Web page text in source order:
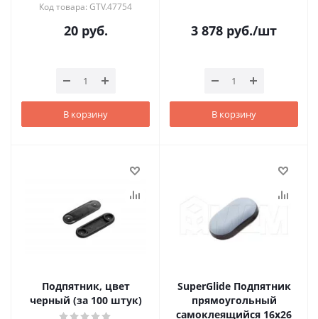
Код товара: GTV.47754
20руб.
В корзину
3 878 руб./шт
В корзину
Подпятник, цвет
черный (за 100 штук)
SuperGlide Подпятник
прямоугольный
самоклеящийся 16х26